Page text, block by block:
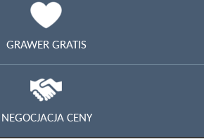
GRAWER GRATIS
NEGOCJACJA CENY